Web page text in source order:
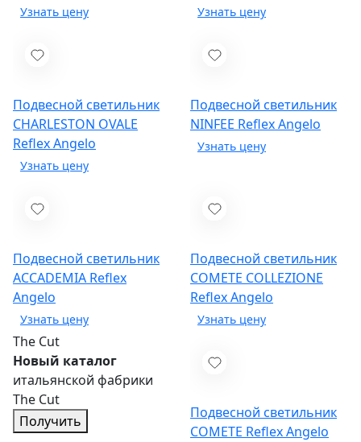
Подвесной светильник
CHARLESTON OVALE
Reflex Angelo
Подвесной светильник
NINFEE Reflex Angelo
Подвесной светильник
ACCADEMIA Reflex
Angelo
Подвесной светильник
COMETE COLLEZIONE
Reflex Angelo
The Cut
Новый каталог
итальянской фабрики
The Cut
Получить
Подвесной светильник
COMETE Reflex Angelo